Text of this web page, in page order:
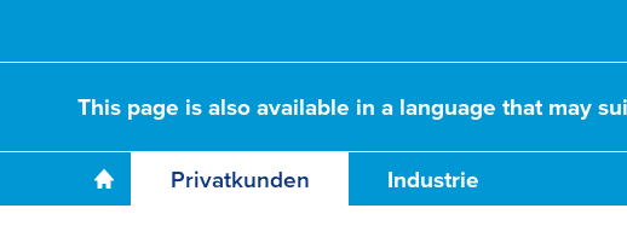
This page is also available in a language that may
Privatkunden Industrie